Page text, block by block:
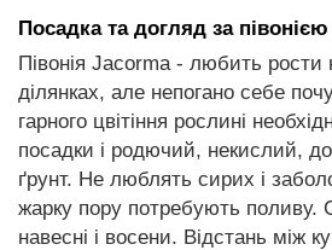
Посадка та догляд за
Півонія Jacorma - любить рости
ділянках, але непогано себе
гарного цвітіння рослині
посадки і родючий, некислий,
ґрунт. Не люблять сирих і
жарку пору потребують поливу.
навесні і восени. Відстань між